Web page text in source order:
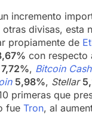
incremento
divisas, esta
propiamente de
con respecto
7,72%, Bitcoin Cash
5,98%, Stellar
primeras que
fue Tron, al